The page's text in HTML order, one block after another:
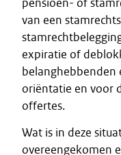
pensioen- of
van een
expiratie of
oriëntatie en voor
offertes.
Wat is in deze
overeengekomen